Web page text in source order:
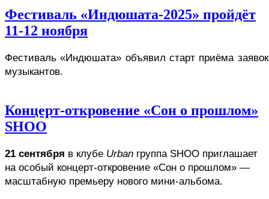
Фестиваль «Индюшата-2025» пройдёт
11-12 ноября
Фестиваль «Индюшата» объявил старт приёма
музыкантов.
Концерт-откровение «Сон о прошлом»
SHOO
21 сентября в клубе Urban группа SHOO приглашает
на особый концерт-откровение «Сон о прошлом» —
масштабную премьеру нового мини-альбома.